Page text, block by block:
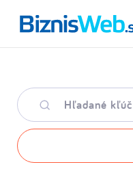
Hľadané
kľúčové
slovo